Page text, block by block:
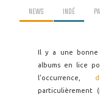
NEWS INDÉ
Il y a une bonne
albums en lice
l'occurrence,
particulièrement